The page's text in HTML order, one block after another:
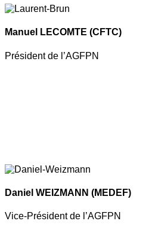
Manuel LECOMTE (CFTC)
Président de l’AGFPN
Daniel WEIZMANN (MEDEF)
Vice-Président de l’AGFPN